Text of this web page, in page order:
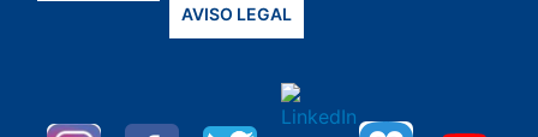
AVISO LEGAL